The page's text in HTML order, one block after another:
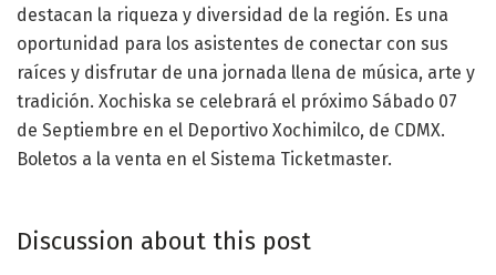
destacan la riqueza y diversidad de la región. Es una
oportunidad para los asistentes de conectar con sus
raíces y disfrutar de una jornada llena de música, arte y
tradición. Xochiska se celebrará el próximo Sábado 07
de Septiembre en el Deportivo Xochimilco, de CDMX.
Boletos a la venta en el Sistema Ticketmaster.
Discussion about this post